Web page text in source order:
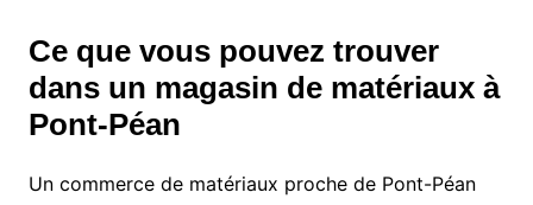
Ce que vous pouvez trouver
dans un magasin de matériaux à
Pont-Péan
Un commerce de matériaux proche de Pont-Péan